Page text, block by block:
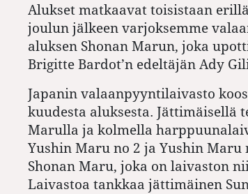
Alukset matkaavat toisistaan
joulun jälkeen varjoksemme
aluksen Shonan Marun, joka
Brigitte Bardot’n edeltäjän Ady
Japanin valaanpyyntilaivasto
kuudesta aluksesta. Jättimäisellä
Marulla ja kolmella
Yushin Maru no 2 ja Yushin Maru
Shonan Maru, joka on laivaston
Laivastoa tankkaa jättimäinen